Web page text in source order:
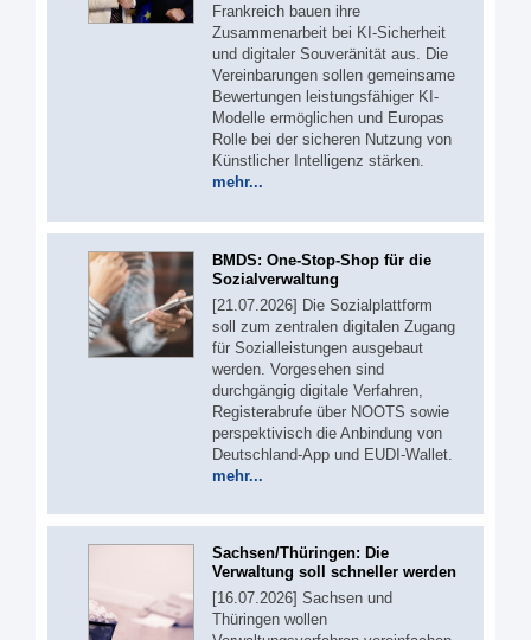
Frankreich bauen ihre
Zusammenarbeit bei KI-Sicherheit
und digitaler Souveränität aus. Die
Vereinbarungen sollen gemeinsame
Bewertungen leistungsfähiger KI-
Modelle ermöglichen und Europas
Rolle bei der sicheren Nutzung von
Künstlicher Intelligenz stärken.
mehr...
BMDS: One-Stop-Shop für die
Sozialverwaltung
[21.07.2026] Die Sozialplattform
soll zum zentralen digitalen Zugang
für Sozialleistungen ausgebaut
werden. Vorgesehen sind
durchgängig digitale Verfahren,
Registerabrufe über NOOTS sowie
perspektivisch die Anbindung von
Deutschland-App und EUDI-Wallet.
mehr...
Sachsen/Thüringen: Die
Verwaltung soll schneller werden
[16.07.2026] Sachsen und
Thüringen wollen